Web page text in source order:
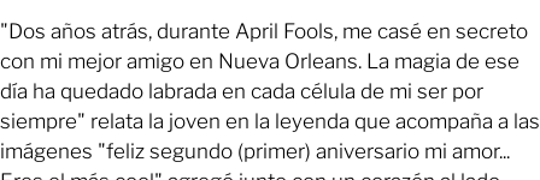
"Dos años atrás, durante April Fools, me casé en secreto
con mi mejor amigo en Nueva Orleans. La magia de ese
día ha quedado labrada en cada célula de mi ser por
siempre" relata la joven en la leyenda que acompaña a las
imágenes "feliz segundo (primer) aniversario mi amor...